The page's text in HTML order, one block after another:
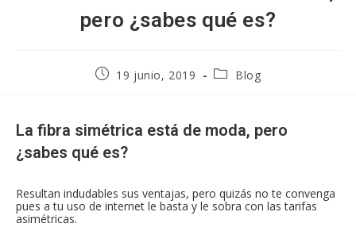
pero ¿sabes qué es?
Publicación
19 junio, 2019
Categoría
Blog
La fibra simétrica está de moda, pero
¿sabes qué es?
Resultan indudables sus ventajas, pero quizás no te convenga
pues a tu uso de internet le basta y le sobra con las tarifas
asimétricas.